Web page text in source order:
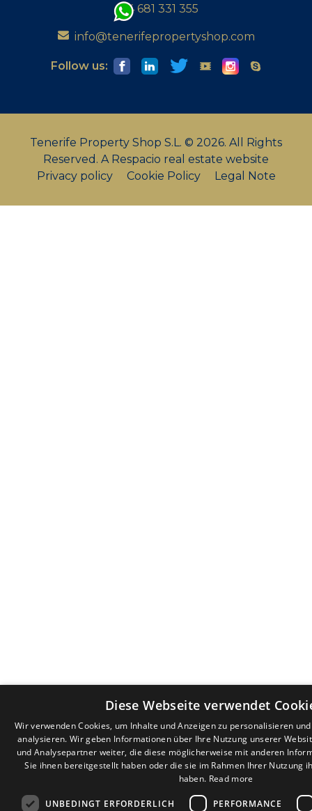
+34 681 331 355
info@tenerifepropertyshop.com
Follow us:
Tenerife Property Shop S.L. © 2026. All Rights
Reserved. A Respacio real estate website
Privacy policy
Cookie Policy Legal Note
Diese Webseite verwendet
Wir verwenden Cookies, um Inhalte und Anzeigen zu personalisieren
analysieren. Wir geben Informationen über Ihre Nutzung unserer
und Analysepartner weiter, die diese möglicherweise mit anderen
Sie ihnen bereitgestellt haben oder die sie im Rahmen Ihrer Nutzung
haben. Read more
UNBEDINGT ERFORDERLICH PERFORMANCE